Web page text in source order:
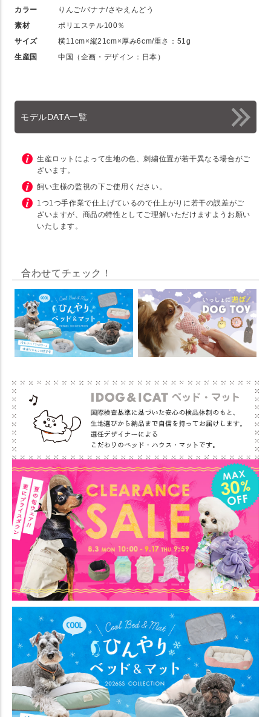
カラー
りんご/バナナ/さやえんどう
素材
ポリエステル100％
サイズ
横11cm×縦21cm×厚み6cm/重さ：51g
生産国
中国（企画・デザイン：日本）
モデルDATA一覧
生産ロットによって生地の色、刺繍位置が若干異なる場合がご
ざいます。
飼い主様の監視の下ご使用ください。
1つ1つ手作業で仕上げているので仕上がりに若干の誤差がご
ざいますが、商品の特性としてご理解いただけますようお願い
いたします。
合わせてチェック！